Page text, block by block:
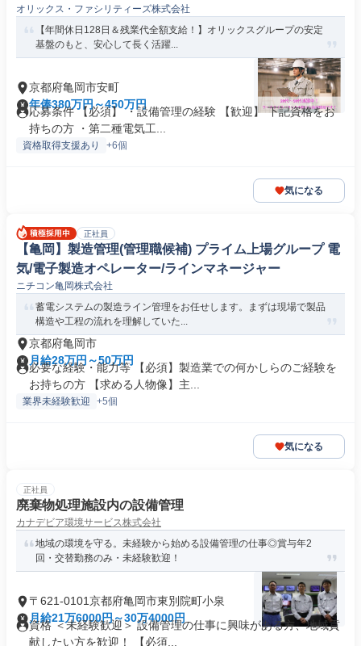
オリックス・ファシリティーズ株式会社
【年間休日128日＆残業代全額支給！】オリックスグループの安定
基盤のもと、安心して長く活躍...
京都府亀岡市安町
年俸380万円～450万円
応募条件 【必須】 ・設備管理の経験 【歓迎】 下記資格をお
持ちの方 ・第二種電気工...
資格取得支援あり +6個
気になる
正社員
【亀岡】製造管理(管理職候補) プライム上場グループ 電
気/電子製造オペレーター/ラインマネージャー
ニチコン亀岡株式会社
蓄電システムの製造ライン管理をお任せします。まずは現場で製品
構造や工程の流れを理解していた...
京都府亀岡市
月給28万円～50万円
必要な経験・能力等 【必須】製造業での何かしらのご経験を
お持ちの方 【求める人物像】主...
業界未経験歓迎 +5個
気になる
正社員
廃棄物処理施設内の設備管理
カナデビア環境サービス株式会社
地域の環境を守る。未経験から始める設備管理の仕事◎賞与年2
回・交替勤務のみ・未経験歓迎！
〒621-0101京都府亀岡市東別院町小泉
月給21万6000円～30万4000円
資格 ＜未経験歓迎＞ 設備管理の仕事に興味がある方、地域貢
献したい方を歓迎！ 【必須...